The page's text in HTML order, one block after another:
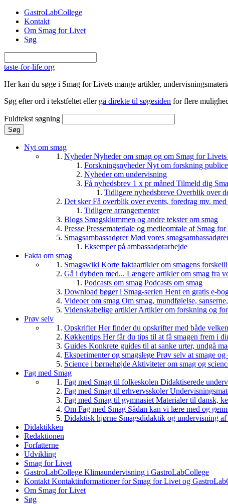
Gå til hovedindhold
GastroLabCollege
Kontakt
Om Smag for Livet
Søg
taste-for-life.org
Her kan du søge i Smag for Livets mange artikler,
Søg efter ord i tekstfeltet eller gå direkte til søgesiden for flere
Fuldtekst søgning
Nyt om smag
NyhederNyheder om smag og om Smag for
ForskningsnyhederNyt om forskning
Nyheder om undervisning
Få nyhedsbrev 1 x pr måned Tilmeld dig
Tidligere nyhedsbreve Overblik over
Det skerFå overblik over events, foredrag mv.
Tidligere arrangementer
Blogs Smagsklummen og andre tekster om smag
Presse Pressemateriale og medieomtale af Smag
SmagsambassadørerMød vores
Eksemper på ambassadørarbejde
Fakta om smag
Smagswiki Korte faktaartikler om smagens
Gå i dybden med... Længere artikler om smag fra
Podcasts om smag Podcasts om smag
Download bøger i Smag-serien Hent en gratis e-
Videoer om smag Om smag, mundfølelse,
Videnskabelige artiklerArtikler om forskning og
Prøv selv
OpskrifterHer finder du opskrifter med både
Køkkentips Her får du tips til at få smagen frem i
Guides Konkrete guides til at sanke urter, undgå
Eksperimenter og smagslege Prøv selv at smage
Science i børnehøjde Aktiviteter om smag og
Fag med Smag
Fag med Smag til folkeskolen Didaktiserede
Fag med Smag til erhvervsskoler
Fag med Smag til gymnasiet Materialer til dansk,
Om Fag med Smag Sådan kan vi lære med og
Didaktisk hjørne Smagsdidaktik og undervisning af
Didaktikken
Redaktionen
Forfatterne
Udvikling
Smag for Livet
GastroLabCollege Klimaundervisning i GastroLabCollege
Kontakt Kontaktinformationer for Smag for Livet og
Om Smag for Livet
Søg